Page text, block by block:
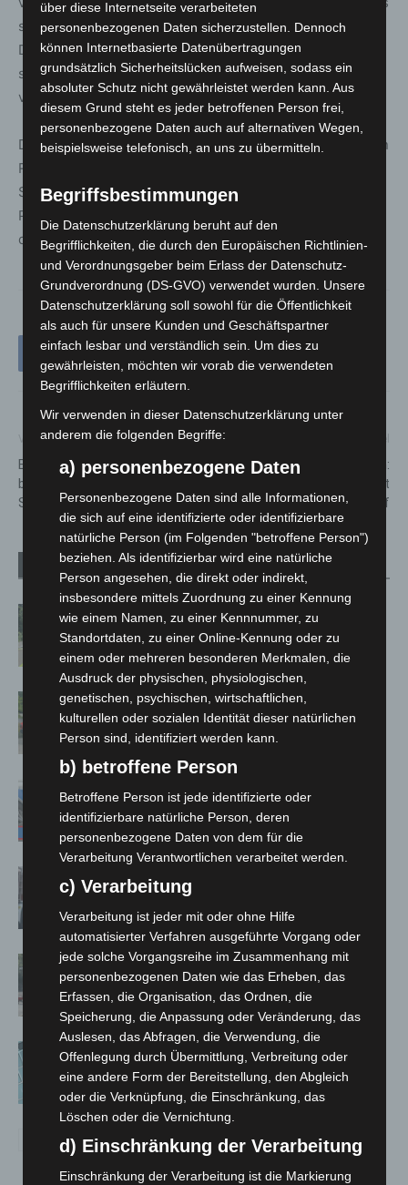
stehen nun auch zwei neue Checklisten zur Verfügung.
Diese sollen Betroffenen bei Betrug im Onlinehandel
sowie bei Identitätsdiebstahl eine schnelle und
verständliche Orientierung bieten.
Die Ergebnisse zeigen, dass Cyberkriminalität längst kein
Randphänomen mehr ist. Angesichts der hohen
Schadenszahlen wird deutlich, wie wichtig verständliche
Präventionsangebote und ein bewussterer Umgang mit
digitalen Risiken für den Alltag der Bevölkerung sind.
Vorheriger Artikel
Berggarten Hannover baut
barrierefreie Wege zum neuen
Schauhaus
Extremwetter in Langenhagen:
Info-Spaziergang klärt vor Ort
auf
Verwandte Artikel Mehr vom Autor
Brand im „Haus der Begegnung“ in
Neuwarmbüchen schnell eingedämmt
Region Hannover: 21 neue
Notfallsanitäter starten beim Roten
Kreuz
Mann läuft mit Hockeyschläger über
A7 – Polizei sucht Zeugen
Celle: Mensch stirbt bei Bagger-Unfall
auf Baustelle
Gasleitung bei McDonald’s-Umbau in
Langenhagen beschädigt
Anklage nach Abschaltung von
„Archetyp Market“ erhoben
über diese Internetseite verarbeiteten
personenbezogenen Daten sicherzustellen. Dennoch
können Internetbasierte Datenübertragungen
grundsätzlich Sicherheitslücken aufweisen, sodass ein
absoluter Schutz nicht gewährleistet werden kann. Aus
diesem Grund steht es jeder betroffenen Person frei,
personenbezogene Daten auch auf alternativen Wegen,
beispielsweise telefonisch, an uns zu übermitteln.
Begriffsbestimmungen
Die Datenschutzerklärung beruht auf den
Begrifflichkeiten, die durch den Europäischen Richtlinien-
und Verordnungsgeber beim Erlass der Datenschutz-
Grundverordnung (DS-GVO) verwendet wurden. Unsere
Datenschutzerklärung soll sowohl für die Öffentlichkeit
als auch für unsere Kunden und Geschäftspartner
einfach lesbar und verständlich sein. Um dies zu
gewährleisten, möchten wir vorab die verwendeten
Begrifflichkeiten erläutern.
Wir verwenden in dieser Datenschutzerklärung unter
anderem die folgenden Begriffe:
a) personenbezogene Daten
Personenbezogene Daten sind alle Informationen,
die sich auf eine identifizierte oder identifizierbare
natürliche Person (im Folgenden "betroffene Person")
beziehen. Als identifizierbar wird eine natürliche
Person angesehen, die direkt oder indirekt,
insbesondere mittels Zuordnung zu einer Kennung
wie einem Namen, zu einer Kennnummer, zu
Standortdaten, zu einer Online-Kennung oder zu
einem oder mehreren besonderen Merkmalen, die
Ausdruck der physischen, physiologischen,
genetischen, psychischen, wirtschaftlichen,
kulturellen oder sozialen Identität dieser natürlichen
Person sind, identifiziert werden kann.
b) betroffene Person
Betroffene Person ist jede identifizierte oder
identifizierbare natürliche Person, deren
personenbezogene Daten von dem für die
Verarbeitung Verantwortlichen verarbeitet werden.
c) Verarbeitung
Verarbeitung ist jeder mit oder ohne Hilfe
automatisierter Verfahren ausgeführte Vorgang oder
jede solche Vorgangsreihe im Zusammenhang mit
personenbezogenen Daten wie das Erheben, das
Erfassen, die Organisation, das Ordnen, die
Speicherung, die Anpassung oder Veränderung, das
Auslesen, das Abfragen, die Verwendung, die
Offenlegung durch Übermittlung, Verbreitung oder
eine andere Form der Bereitstellung, den Abgleich
oder die Verknüpfung, die Einschränkung, das
Löschen oder die Vernichtung.
d) Einschränkung der Verarbeitung
Einschränkung der Verarbeitung ist die Markierung